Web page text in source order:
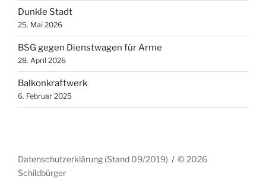
Dunkle Stadt
25. Mai 2026
BSG gegen Dienstwagen für Arme
28. April 2026
Balkonkraftwerk
6. Februar 2025
Datenschutzerklärung (Stand 09/2019)
© 2026
Schildbürger